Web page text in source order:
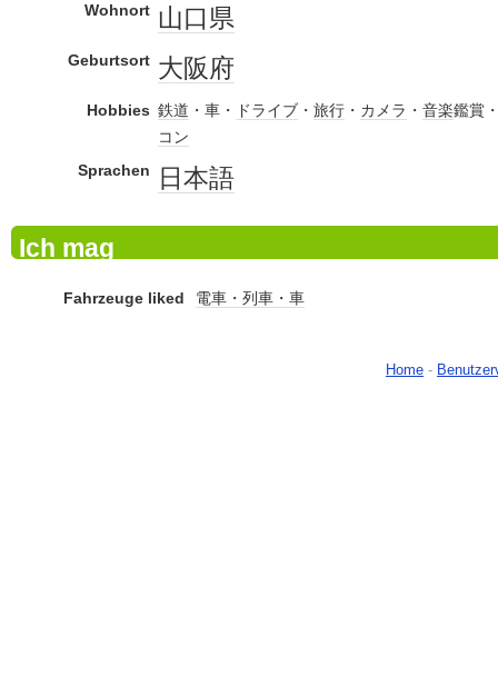
Wohnort 山口県
Geburtsort 大阪府
Hobbies 鉄道 ・車・ ドライブ ・ 旅行 ・ カメラ ・ 音楽鑑賞
コン
Sprachen
日本語
Ich mag
Fahrzeuge liked 電車・列車・車
Home -